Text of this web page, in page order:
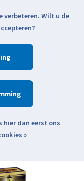
Verlanglijst
Items
verbeteren. Wilt u de
»